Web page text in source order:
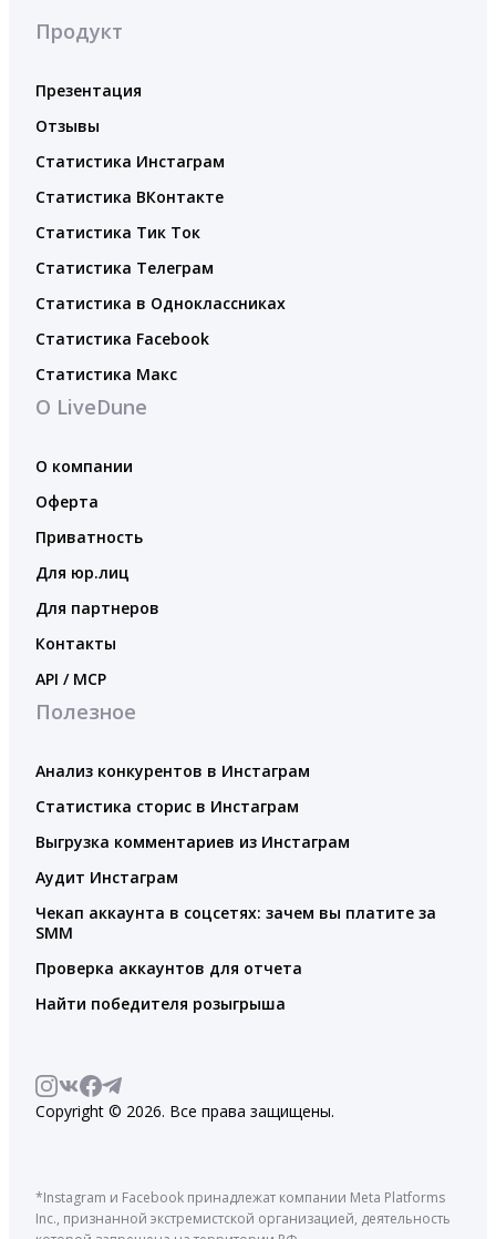
Продукт
Презентация
Отзывы
Статистика Инстаграм
Статистика ВКонтакте
Статистика Тик Ток
Статистика Телеграм
Статистика в Одноклассниках
Статистика Facebook
Статистика Макс
О LiveDune
О компании
Оферта
Приватность
Для юр.лиц
Для партнеров
Контакты
API / MCP
Полезное
Анализ конкурентов в Инстаграм
Статистика сторис в Инстаграм
Выгрузка комментариев из Инстаграм
Аудит Инстаграм
Чекап аккаунта в соцсетях: зачем вы платите за
SMM
Проверка аккаунтов для отчета
Найти победителя розыгрыша
Copyright © 2026. Все права защищены.
*Instagram и Facebook принадлежат компании Meta Platforms
Inc., признанной экстремистской организацией, деятельность